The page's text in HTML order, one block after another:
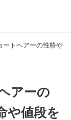
ートヘアーの性格や
アーの
や値段を